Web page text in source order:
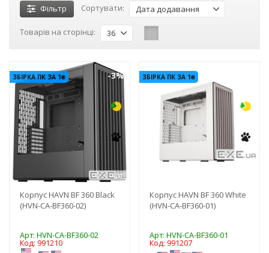
Фільтр Сортувати: Дата додавання
Товарів на сторінці: 36
ЗБІРКА ПК ЗА 1₴ -3%
Корпус HAVN BF 360 Black
(HVN-CA-BF360-02)
Арт: HVN-CA-BF360-02
Код: 991210
ЗБІРКА ПК ЗА 1₴
Корпус HAVN BF 360 White
(HVN-CA-BF360-01)
Арт: HVN-CA-BF360-01
Код: 991207